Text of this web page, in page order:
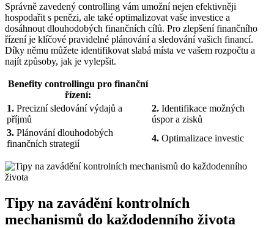
Správně zavedený controlling vám umožní nejen efektivněji
hospodařit s penězi, ale také optimalizovat vaše investice a
dosáhnout dlouhodobých finančních cílů. Pro zlepšení finančního
řízení je klíčové pravidelné plánování a sledování vašich financí.
Díky němu můžete identifikovat slabá místa ve vašem rozpočtu a
najít způsoby, jak je vylepšit.
Benefity controllingu pro finanční
řízení:
1. Precizní sledování výdajů a
příjmů
2. Identifikace možných
úspor a zisků
3. Plánování dlouhodobých
finančních strategií
4. Optimalizace investic
Tipy na zavádění kontrolních
mechanismů do každodenního života